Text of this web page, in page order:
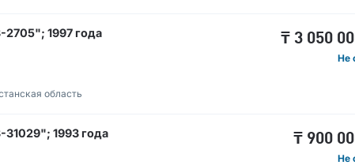
1997 года
область
₸ 3 050
Не
1993 года ₸ 900
Не